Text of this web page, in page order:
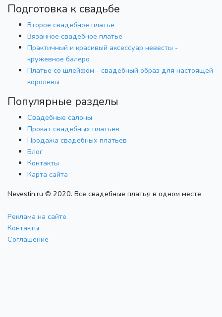
Подготовка к свадьбе
Второе свадебное платье
Вязанное свадебное платье
Практичный и красивый аксессуар невесты -
кружевное балеро
Платье со шлейфом - свадебный образ для настоящей
королевы
Популярные разделы
Свадебные салоны
Прокат свадебных платьев
Продажа свадебных платьев
Блог
Контакты
Карта сайта
Nevestin.ru © 2020. Все свадебные платья в одном месте
Реклама на сайте
Контакты
Соглашение